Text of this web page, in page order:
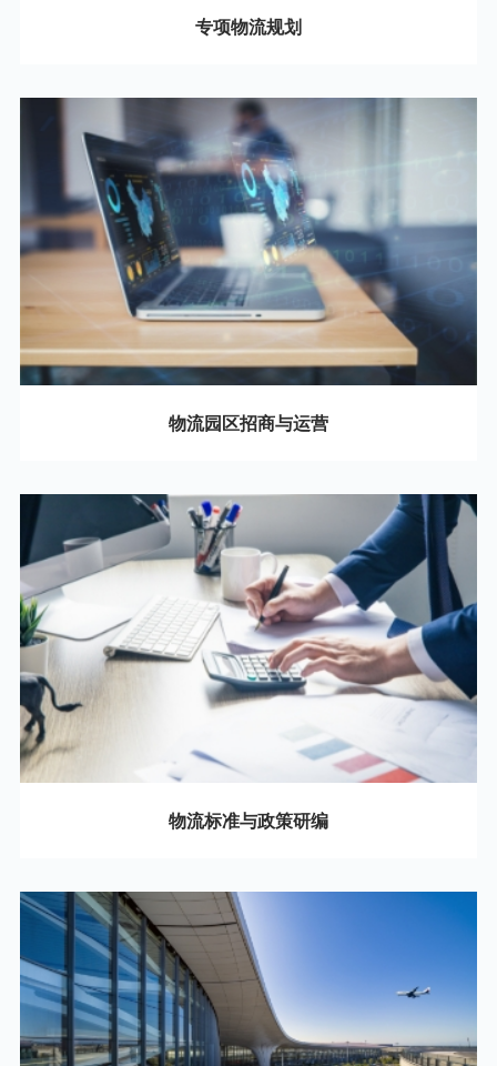
专项物流规划
04
物流园区招商与运营
05
物流标准与政策研编
06